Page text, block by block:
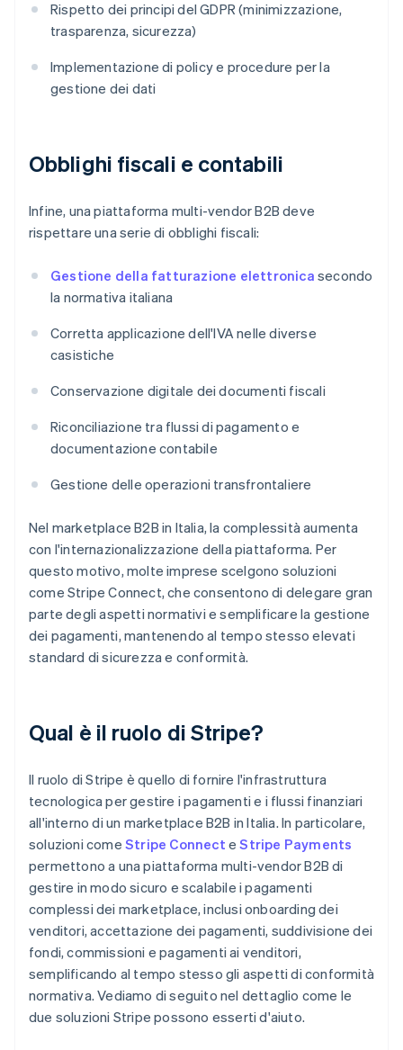
Rispetto dei principi del GDPR (minimizzazione,
trasparenza, sicurezza)
Implementazione di policy e procedure per la
gestione dei dati
Obblighi fiscali e contabili
Infine, una piattaforma multi-vendor B2B deve
rispettare una serie di obblighi fiscali:
Gestione della fatturazione elettronica secondo
la normativa italiana
Corretta applicazione dell'IVA nelle diverse
casistiche
Conservazione digitale dei documenti fiscali
Riconciliazione tra flussi di pagamento e
documentazione contabile
Gestione delle operazioni transfrontaliere
Nel marketplace B2B in Italia, la complessità aumenta
con l'internazionalizzazione della piattaforma. Per
questo motivo, molte imprese scelgono soluzioni
come Stripe Connect, che consentono di delegare gran
parte degli aspetti normativi e semplificare la gestione
dei pagamenti, mantenendo al tempo stesso elevati
standard di sicurezza e conformità.
Qual è il ruolo di Stripe?
Il ruolo di Stripe è quello di fornire l'infrastruttura
tecnologica per gestire i pagamenti e i flussi finanziari
all'interno di un marketplace B2B in Italia. In particolare,
soluzioni come Stripe Connect eStripe Payments
permettono a una piattaforma multi-vendor B2B di
gestire in modo sicuro e scalabile i pagamenti
complessi dei marketplace, inclusi onboarding dei
venditori, accettazione dei pagamenti, suddivisione dei
fondi, commissioni e pagamenti ai venditori,
semplificando al tempo stesso gli aspetti di conformità
normativa. Vediamo di seguito nel dettaglio come le
due soluzioni Stripe possono esserti d'aiuto.